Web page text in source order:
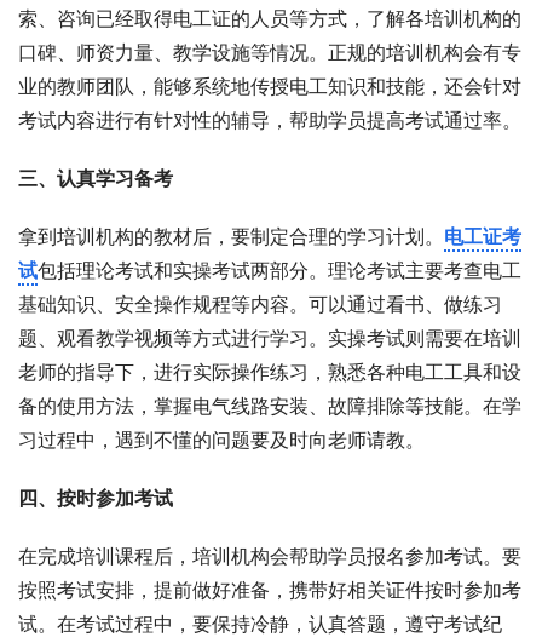
索、咨询已经取得电工证的人员等方式，了解各培训机构的
口碑、师资力量、教学设施等情况。正规的培训机构会有专
业的教师团队，能够系统地传授电工知识和技能，还会针对
考试内容进行有针对性的辅导，帮助学员提高考试通过率。
三、认真学习备考
拿到培训机构的教材后，要制定合理的学习计划。 电工证考
试包括理论考试和实操考试两部分。理论考试主要考查电工
基础知识、安全操作规程等内容。可以通过看书、做练习
题、观看教学视频等方式进行学习。实操考试则需要在培训
老师的指导下，进行实际操作练习，熟悉各种电工工具和设
备的使用方法，掌握电气线路安装、故障排除等技能。在学
习过程中，遇到不懂的问题要及时向老师请教。
四、按时参加考试
在完成培训课程后，培训机构会帮助学员报名参加考试。要
按照考试安排，提前做好准备，携带好相关证件按时参加考
试。在考试过程中，要保持冷静，认真答题，遵守考试纪